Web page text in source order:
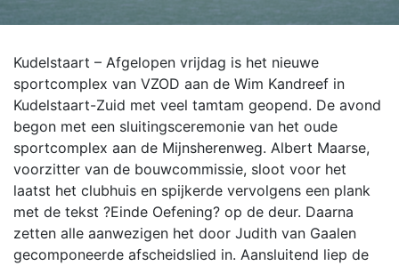
Kudelstaart – Afgelopen vrijdag is het nieuwe
sportcomplex van VZOD aan de Wim Kandreef in
Kudelstaart-Zuid met veel tamtam geopend. De avond
begon met een sluitingsceremonie van het oude
sportcomplex aan de Mijnsherenweg. Albert Maarse,
voorzitter van de bouwcommissie, sloot voor het
laatst het clubhuis en spijkerde vervolgens een plank
met de tekst ?Einde Oefening? op de deur. Daarna
zetten alle aanwezigen het door Judith van Gaalen
gecomponeerde afscheidslied in. Aansluitend liep de